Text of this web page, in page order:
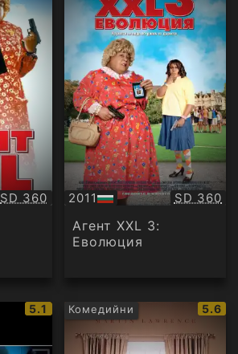
Качество:
SD 360 2011
БГ
аудио
SD 360
Агент XXL 3:
Еволюция
IMDb
рейтинг:
5.1 Комедийни
IMDb
5.6